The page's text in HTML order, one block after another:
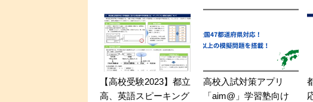
【高校受験2023】都立
高、英語スピーキング
高校入試対策アプリ
「aim@」学習塾向け